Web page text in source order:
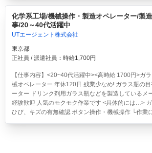
化学系工場/機械操作・製造オペレーター/製
事/20～40代活躍中
UTエージェント株式会社
東京都
正社員 / 派遣社員：時給1,700円
【仕事内容】<20~40代活躍中><高時給 1700円>ガ
械オペレーター 年休120日 残業少なめ!ガラス瓶の目
ーター ドリンク剤用ガラス瓶などを製造しているメ
経験歓迎 人気のモクモク作業です <具体的には…>
ひび、キズの有無確認 ボタン操作・機械操作 └作業